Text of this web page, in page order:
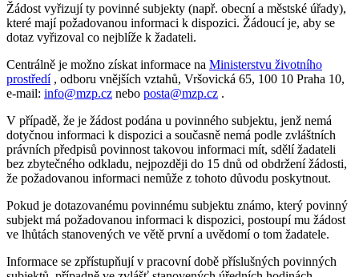
Žádost vyřizují ty povinné subjekty (např. obecní a městské úřady),
které mají požadovanou informaci k dispozici. Žádoucí je, aby se
dotaz vyřizoval co nejblíže k žadateli.
Centrálně je možno získat informace na Ministerstvu životního
prostředí, odboru vnějších vztahů, Vršovická 65, 100 10 Praha 10,
e-mail: info@mzp.cz nebo posta@mzp.cz .
V případě, že je žádost podána u povinného subjektu, jenž nemá
dotyčnou informaci k dispozici a současně nemá podle zvláštních
právních předpisů povinnost takovou informaci mít, sdělí žadateli
bez zbytečného odkladu, nejpozději do 15 dnů od obdržení žádosti,
že požadovanou informaci nemůže z tohoto důvodu poskytnout.
Pokud je dotazovanému povinnému subjektu známo, který povinný
subjekt má požadovanou informaci k dispozici, postoupí mu žádost
ve lhůtách stanovených ve větě první a uvědomí o tom žadatele.
Informace se zpřístupňují v pracovní době příslušných povinných